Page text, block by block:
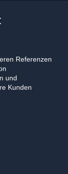
Referenzen
und
Kunden